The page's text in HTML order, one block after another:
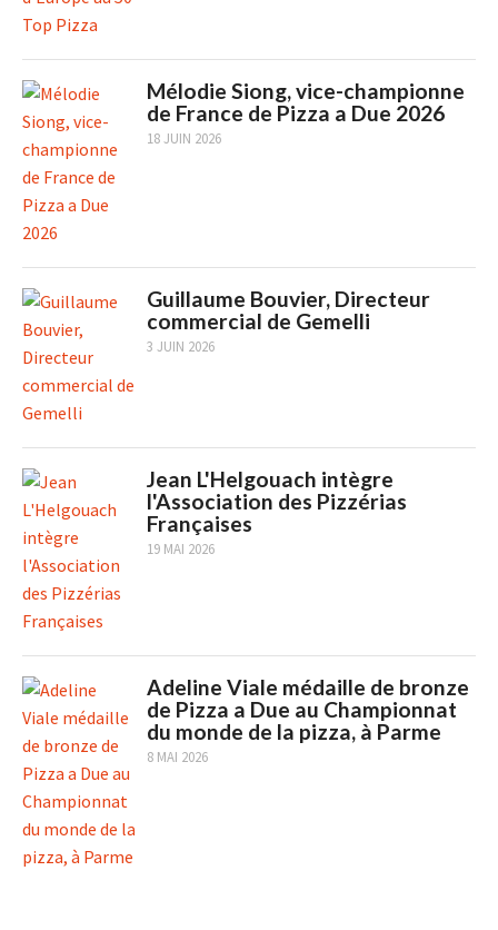
Mélodie Siong, vice-championne
de France de Pizza a Due 2026
18 JUIN 2026
Guillaume Bouvier, Directeur
commercial de Gemelli
3 JUIN 2026
Jean L'Helgouach intègre
l'Association des Pizzérias
Françaises
19 MAI 2026
Adeline Viale médaille de bronze
de Pizza a Due au Championnat
du monde de la pizza, à Parme
8 MAI 2026